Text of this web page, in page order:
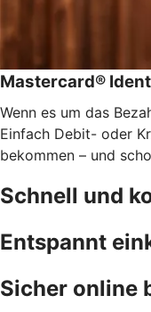
Mastercard®
Wenn es um das
Einfach Debit- oder
bekommen – und
Schnell und
Entspannt
Sicher online